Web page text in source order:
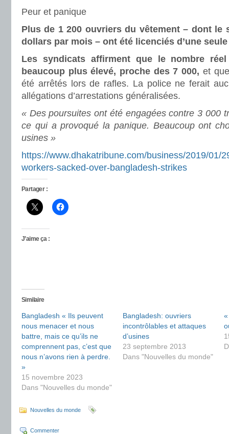
Peur et panique
Plus de 1 200 ouvriers du vêtement – dont le
dollars par mois – ont été licenciés d’une
Les syndicats affirment que le nombre
beaucoup plus élevé, proche des 7 000, et
été arrêtés lors de rafles. La police ne ferait
allégations d’arrestations généralisées.
« Des poursuites ont été engagées contre 3 000
ce qui a provoqué la panique. Beaucoup ont
usines »
https://www.dhakatribune.com/business/2019/01/
workers-sacked-over-bangladesh-strikes
Partager :
J’aime ça :
Similaire
Bangladesh « Ils peuvent
nous menacer et nous
battre, mais ce qu’ils ne
comprennent pas, c’est que
nous n’avons rien à perdre.
»
15 novembre 2023
Dans "Nouvelles du monde"
Bangladesh: ouvriers
incontrôlables et attaques
d’usines
23 septembre 2013
Dans "Nouvelles du monde"
Nouvelles du monde
Commenter